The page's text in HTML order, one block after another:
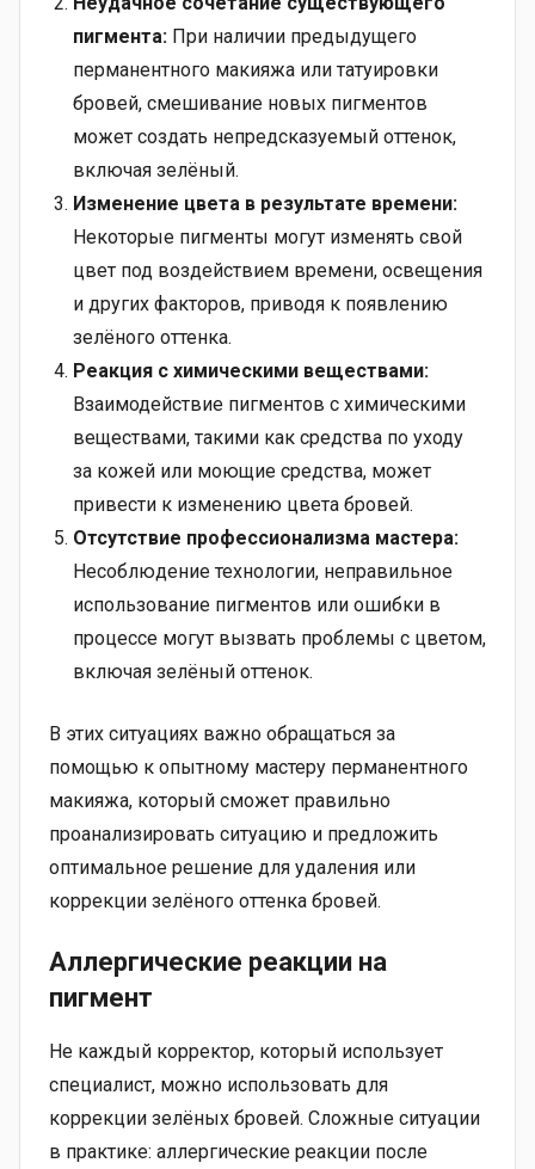
пигмента: При наличии предыдущего
перманентного макияжа или татуировки
бровей, смешивание новых пигментов
может создать непредсказуемый оттенок,
включая зелёный.
Изменение цвета в результате времени:
Некоторые пигменты могут изменять свой
цвет под воздействием времени, освещения
и других факторов, приводя к появлению
зелёного оттенка.
Реакция с химическими веществами:
Взаимодействие пигментов с химическими
веществами, такими как средства по уходу
за кожей или моющие средства, может
привести к изменению цвета бровей.
Отсутствие профессионализма мастера:
Несоблюдение технологии, неправильное
использование пигментов или ошибки в
процессе могут вызвать проблемы с цветом,
включая зелёный оттенок.
В этих ситуациях важно обращаться за
помощью к опытному мастеру перманентного
макияжа, который сможет правильно
проанализировать ситуацию и предложить
оптимальное решение для удаления или
коррекции зелёного оттенка бровей.
Аллергические реакции на
пигмент
Не каждый корректор, который использует
специалист, можно использовать для
коррекции зелёных бровей. Сложные ситуации
в практике: аллергические реакции после